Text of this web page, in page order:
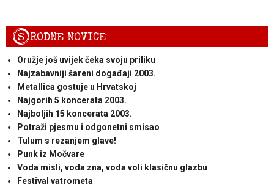
SRODNE NOVICE
Oružje još uvijek čeka svoju priliku
Najzabavniji šareni događaji 2003.
Metallica gostuje u Hrvatskoj
Najgorih 5 koncerata 2003.
Najboljih 15 koncerata 2003.
Potraži pjesmu i odgonetni smisao
Tulum s rezanjem glave!
Punk iz Močvare
Voda misli, voda zna, voda voli klasičnu glazbu
Festival vatrometa